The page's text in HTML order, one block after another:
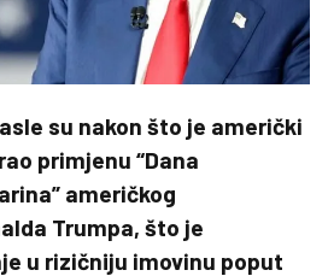
su nakon što je američki
primjenu “Dana
američkog
Trumpa, što je
u rizičniju imovinu poput